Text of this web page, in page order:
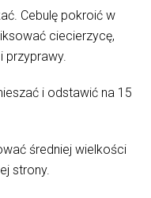
Cebulę pokroić w
ciecierzycę,
przyprawy.
i odstawić na 15
średniej wielkości
strony.